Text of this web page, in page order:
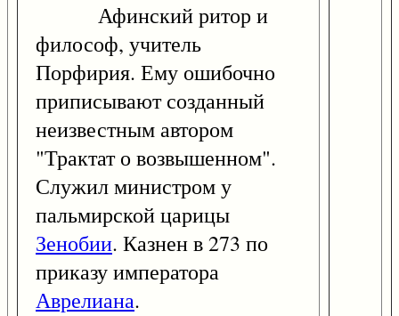
Афинский ритор и
философ, учитель
Порфирия. Ему ошибочно
приписывают созданный
неизвестным автором
"Трактат о возвышенном".
Служил министром у
пальмирской царицы
Зенобии. Казнен в 273 по
приказу императора
Аврелиана.